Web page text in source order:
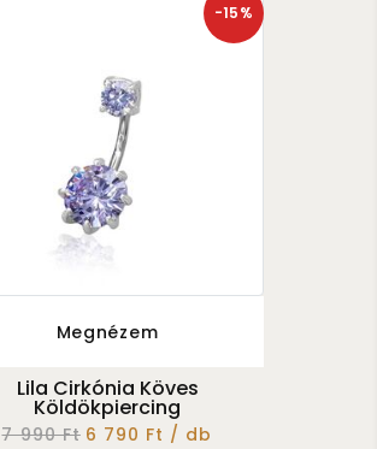
-15%
Megnézem
Lila Cirkónia Köves
Köldökpiercing
7 990 Ft 6 790 Ft / db